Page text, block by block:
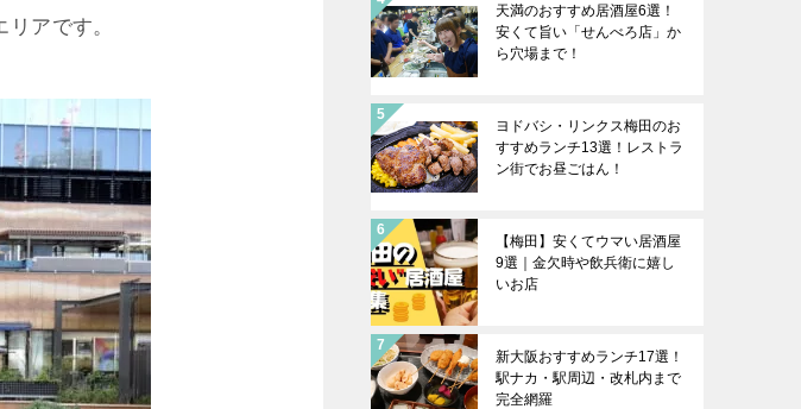
アです。
天満のおすすめ居酒屋6選！
安くて旨い「せんべろ店」か
ら穴場まで！
ヨドバシ・リンクス梅田のお
すすめランチ13選！レストラ
ン街でお昼ごはん！
【梅田】安くてウマい居酒屋
9選｜金欠時や飲兵衛に嬉し
いお店
新大阪おすすめランチ17選！
駅ナカ・駅周辺・改札内まで
完全網羅